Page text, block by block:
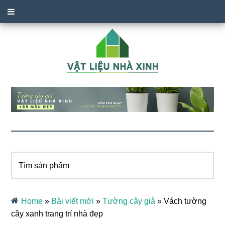
sản
Home » Bài viết mới »Tường cây giả »Vách tường
cây xanh trang trí nhà đẹp